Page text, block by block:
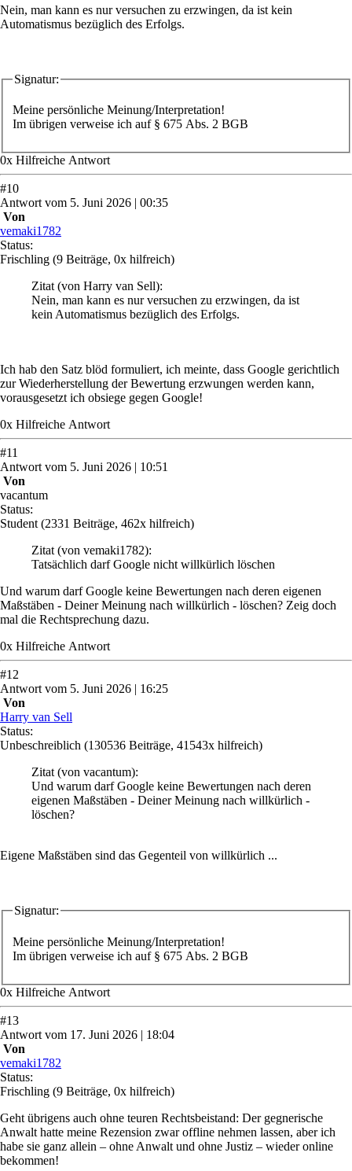
Nein, man kann es nur versuchen zu erzwingen, da ist kein
Automatismus bezüglich des Erfolgs.
Signatur:
Meine persönliche Meinung/Interpretation!
Im übrigen verweise ich auf § 675 Abs. 2 BGB
0x Hilfreiche Antwort
#10
Antwort vom 5. Juni 2026 | 00:35
Von
vemaki1782
Status:
Frischling (9 Beiträge, 0x hilfreich)
Zitat (von Harry van Sell):
Nein, man kann es nur versuchen zu erzwingen, da ist
kein Automatismus bezüglich des Erfolgs.
Ich hab den Satz blöd formuliert, ich meinte, dass Google gerichtlich
zur Wiederherstellung der Bewertung erzwungen werden kann,
vorausgesetzt ich obsiege gegen Google!
0x Hilfreiche Antwort
#11
Antwort vom 5. Juni 2026 | 10:51
Von
vacantum
Status:
Student (2331 Beiträge, 462x hilfreich)
Zitat (von vemaki1782):
Tatsächlich darf Google nicht willkürlich löschen
Und warum darf Google keine Bewertungen nach deren eigenen
Maßstäben - Deiner Meinung nach willkürlich - löschen? Zeig doch
mal die Rechtsprechung dazu.
0x Hilfreiche Antwort
#12
Antwort vom 5. Juni 2026 | 16:25
Von
Harry van Sell
Status:
Unbeschreiblich (130536 Beiträge, 41543x hilfreich)
Zitat (von vacantum):
Und warum darf Google keine Bewertungen nach deren
eigenen Maßstäben - Deiner Meinung nach willkürlich -
löschen?
Eigene Maßstäben sind das Gegenteil von willkürlich ...
Signatur:
Meine persönliche Meinung/Interpretation!
Im übrigen verweise ich auf § 675 Abs. 2 BGB
0x Hilfreiche Antwort
#13
Antwort vom 17. Juni 2026 | 18:04
Von
vemaki1782
Status:
Frischling (9 Beiträge, 0x hilfreich)
Geht übrigens auch ohne teuren Rechtsbeistand: Der gegnerische
Anwalt hatte meine Rezension zwar offline nehmen lassen, aber ich
habe sie ganz allein – ohne Anwalt und ohne Justiz – wieder online
bekommen!